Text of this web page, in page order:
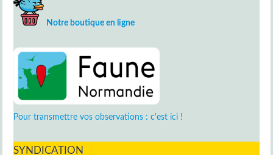
Notre boutique en ligne
Pour transmettre vos observations : c'est ici !
SYNDICATION